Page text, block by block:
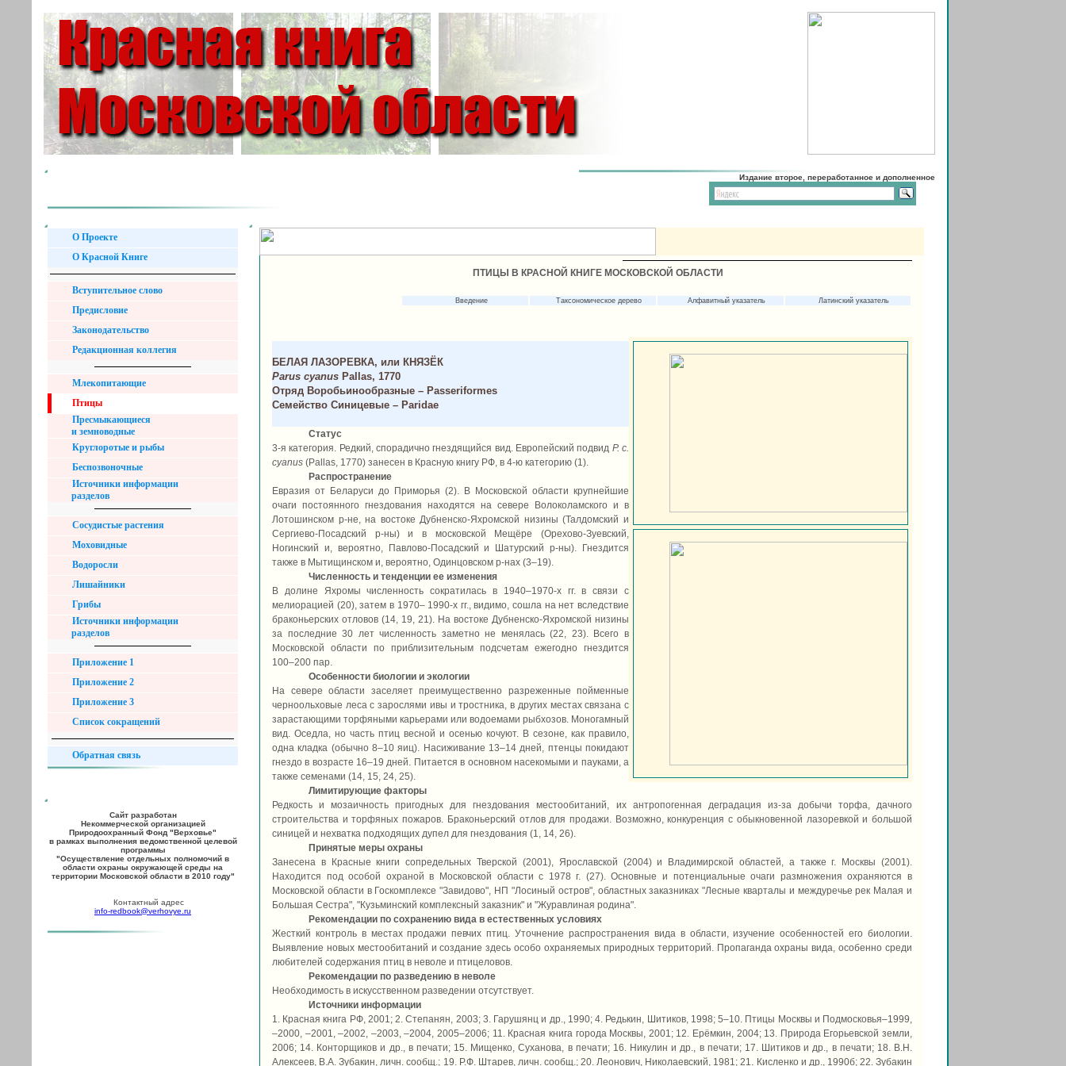
Издание второе, переработанное и дополненное
О Проекте
О Красной Книге
Вступительное слово
Предисловие
Законодательство
Редакционная коллегия
Млекопитающие
Птицы
Пресмыкающиеся
и земноводные
Круглоротые и рыбы
Беспозвоночные
Источники информации
разделов
Сосудистые растения
Моховидные
Водоросли
Лишайники
Грибы
Источники информации
разделов
Приложение 1
Приложение 2
Приложение 3
Список сокращений
Обратная связь
Сайт разработан
Некоммерческой организацией
Природоохранный Фонд "Верховье"
в рамках выполнения ведомственной целевой
программы
"Осуществление отдельных полномочий в
области охраны окружающей среды на
территории Московской области в 2010 году"
Контактный адрес
info-redbook@verhovye.ru
ПТИЦЫ В КРАСНОЙ КНИГЕ МОСКОВСКОЙ ОБЛАСТИ
Введение Таксономическое дерево Алфавитный указатель Латинский указатель
БЕЛАЯ ЛАЗОРЕВКА, или КНЯЗЁК
Parus cyanus Pallas, 1770
Отряд Воробьинообразные – Passeriformes
Семейство Синицевые – Paridae
Статус
3-я категория. Редкий, спорадично гнездящийся вид. Европейский подвид P. c.
cyanus (Pallas, 1770) занесен в Красную книгу РФ, в 4-ю категорию (1).
Распространение
Евразия от Беларуси до Приморья (2). В Московской области крупнейшие
очаги постоянного гнездования находятся на севере Волоколамского и в
Лотошинском р-не, на востоке Дубненско-Яхромской низины (Талдомский и
Сергиево-Посадский р-ны) и в московской Мещёре (Орехово-Зуевский,
Ногинский и, вероятно, Павлово-Посадский и Шатурский р-ны). Гнездится
также в Мытищинском и, вероятно, Одинцовском р-нах (3–19).
Численность и тенденции ее изменения
В долине Яхромы численность сократилась в 1940–1970-х гг. в связи с
мелиорацией (20), затем в 1970– 1990-х гг., видимо, сошла на нет вследствие
браконьерских отловов (14, 19, 21). На востоке Дубненско-Яхромской низины
за последние 30 лет численность заметно не менялась (22, 23). Всего в
Московской области по приблизительным подсчетам ежегодно гнездится
100–200 пар.
Особенности биологии и экологии
На севере области заселяет преимущественно разреженные пойменные
черноольховые леса с зарослями ивы и тростника, в других местах связана с
зарастающими торфяными карьерами или водоемами рыбхозов. Моногамный
вид. Оседла, но часть птиц весной и осенью кочуют. В сезоне, как правило,
одна кладка (обычно 8–10 яиц). Насиживание 13–14 дней, птенцы покидают
гнездо в возрасте 16–19 дней. Питается в основном насекомыми и пауками, а
также семенами (14, 15, 24, 25).
Лимитирующие факторы
Редкость и мозаичность пригодных для гнездования местообитаний, их антропогенная деградация из-за добычи торфа, дачного
строительства и торфяных пожаров. Браконьерский отлов для продажи. Возможно, конкуренция с обыкновенной лазоревкой и большой
синицей и нехватка подходящих дупел для гнездования (1, 14, 26).
Принятые меры охраны
Занесена в Красные книги сопредельных Тверской (2001), Ярославской (2004) и Владимирской областей, а также г. Москвы (2001).
Находится под особой охраной в Московской области с 1978 г. (27). Основные и потенциальные очаги размножения охраняются в
Московской области в Госкомплексе "Завидово", НП "Лосиный остров", областных заказниках "Лесные кварталы и междуречье рек Малая и
Большая Сестра", "Кузьминский комплексный заказник" и "Журавлиная родина".
Рекомендации по сохранению вида в естественных условиях
Жесткий контроль в местах продажи певчих птиц. Уточнение распространения вида в области, изучение особенностей его биологии.
Выявление новых местообитаний и создание здесь особо охраняемых природных территорий. Пропаганда охраны вида, особенно среди
любителей содержания птиц в неволе и птицеловов.
Рекомендации по разведению в неволе
Необходимость в искусственном разведении отсутствует.
Источники информации
1. Красная книга РФ, 2001; 2. Степанян, 2003; 3. Гарушянц и др., 1990; 4. Редькин, Шитиков, 1998; 5–10. Птицы Москвы и Подмосковья–1999,
–2000, –2001, –2002, –2003, –2004, 2005–2006; 11. Красная книга города Москвы, 2001; 12. Ерёмкин, 2004; 13. Природа Егорьевской земли,
2006; 14. Конторщиков и др., в печати; 15. Мищенко, Суханова, в печати; 16. Никулин и др., в печати; 17. Шитиков и др., в печати; 18. В.Н.
Алексеев, В.А. Зубакин, личн. сообщ.; 19. Р.Ф. Штарев, личн. сообщ.; 20. Леонович, Николаевский, 1981; 21. Кисленко и др., 1990б; 22. Зубакин